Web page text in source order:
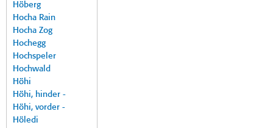
Höberg
Hocha Rain
Hocha Zog
Hochegg
Hochspeler
Hochwald
Höhi
Höhi, hinder -
Höhi, vorder -
Höledi